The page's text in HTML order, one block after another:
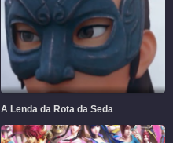
A Lenda da Rota da Seda